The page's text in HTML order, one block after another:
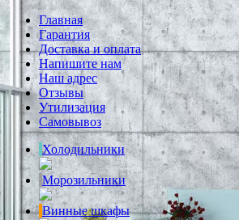
Главная
Гарантия
Доставка и оплата
Напишите нам
Наш адрес
Отзывы
Утилизация
Самовывоз
Холодильники
Морозильники
Винные шкафы